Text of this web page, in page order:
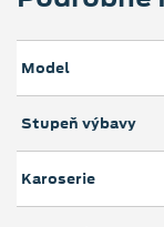
Model
Stupeň výbavy
Karoserie